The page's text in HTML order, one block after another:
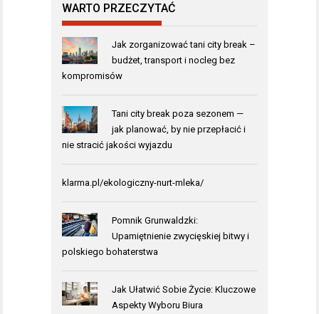
WARTO PRZECZYTAĆ
Jak zorganizować tani city break –
budżet, transport i nocleg bez
kompromisów
Tani city break poza sezonem —
jak planować, by nie przepłacić i
nie stracić jakości wyjazdu
klarma.pl/ekologiczny-nurt-mleka/
Pomnik Grunwaldzki:
Upamiętnienie zwycięskiej bitwy i
polskiego bohaterstwa
Jak Ułatwić Sobie Życie: Kluczowe
Aspekty Wyboru Biura